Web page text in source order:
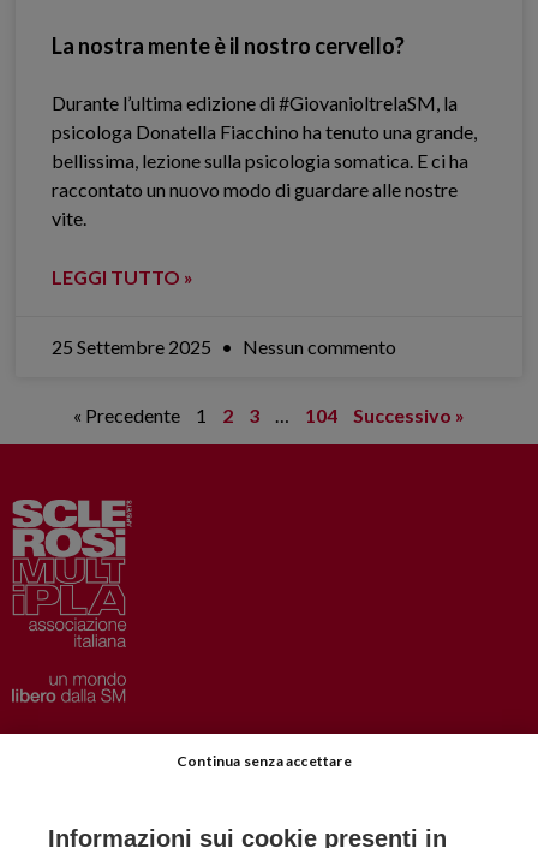
La nostra mente è il nostro cervello?
Durante l’ultima edizione di #GiovanioltrelaSM, la
psicologa Donatella Fiacchino ha tenuto una grande,
bellissima, lezione sulla psicologia somatica. E ci ha
raccontato un nuovo modo di guardare alle nostre
vite.
LEGGI TUTTO »
25 Settembre 2025 Nessun commento
« Precedente 1 2 3 104 Successivo »
Privacy–Disclaimer
Informazioni sui cookie presenti in
Continua senza accettare